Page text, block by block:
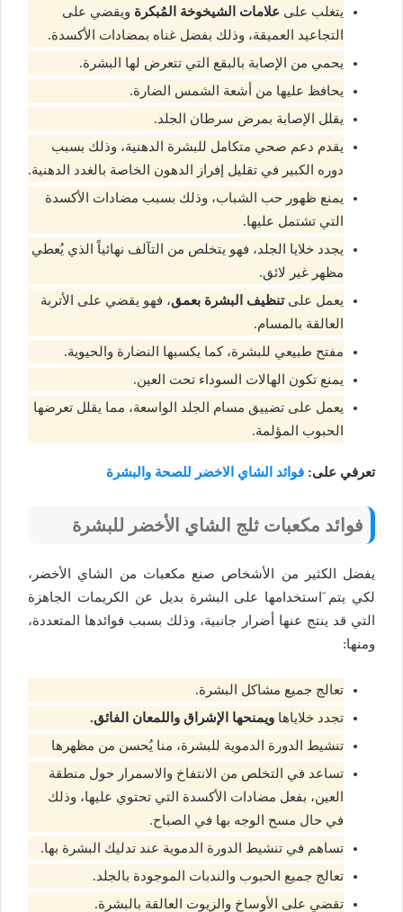
يتغلب على علامات الشيخوخة المُبكرة ويقضي على
التجاعيد العميقة، وذلك بفضل غناه بمضادات الأكسدة.
يحمي من الإصابة بالبقع التي تتعرض لها البشرة.
يحافظ عليها من أشعة الشمس الضارة.
يقلل الإصابة بمرض سرطان الجلد.
يقدم دعم صحي متكامل للبشرة الدهنية، وذلك بسبب
دوره الكبير في تقليل إفراز الدهون الخاصة بالغدد الدهنية.
يمنع ظهور حب الشباب، وذلك بسبب مضادات الأكسدة
التي تشتمل عليها.
يجدد خلايا الجلد، فهو يتخلص من التآلف نهائياً الذي يُعطي
مظهر غير لائق.
يعمل علىتنظيف البشرة بعمق، فهو يقضي على الأتربة
العالقة بالمسام.
مفتح طبيعي للبشرة، كما يكسبها النضارة والحيوية.
يمنع تكون الهالات السوداء تحت العين.
يعمل على تضييق مسام الجلد الواسعة، مما يقلل تعرضها
الحبوب المؤلمة.
تعرفي على: فوائد الشاي الاخضر للصحة والبشرة
فوائد مكعبات ثلج الشاي الأخضر للبشرة
يفضل الكثير من الأشخاص صنع مكعبات من الشاي الأخضر،
لكي يتم َاستخدامها على البشرة بديل عن الكريمات الجاهزة
التي قد ينتج عنها أضرار جانبية، وذلك بسبب فوائدها المتعددة،
ومنها:
تعالج جميع مشاكل البشرة.
تجدد خلاياها ويمنحها الإشراق واللمعان الفائق.
تنشيط الدورة الدموية للبشرة، منا يُحسن من مظهرها
تساعد في التخلص من الانتفاخ والاسمرار حول منطقة
العين، بفعل مضادات الأكسدة التي تحتوي عليها، وذلك
في حال مسح الوجه بها في الصباح.
تساهم في تنشيط الدورة الدموية عند تدليك البشرة بها.
تعالج جميع الحبوب والندبات الموجودة بالجلد.
تقضي على الأوساخ والزيوت العالقة بالبشرة.